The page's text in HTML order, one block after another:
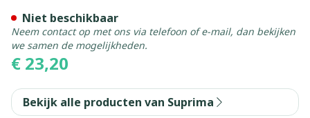
€ 23,20
Niet beschikbaar
Neem contact op met ons via telefoon of e-mail, dan bekijken
we samen de mogelijkheden.
Bekijk alle producten van Suprima